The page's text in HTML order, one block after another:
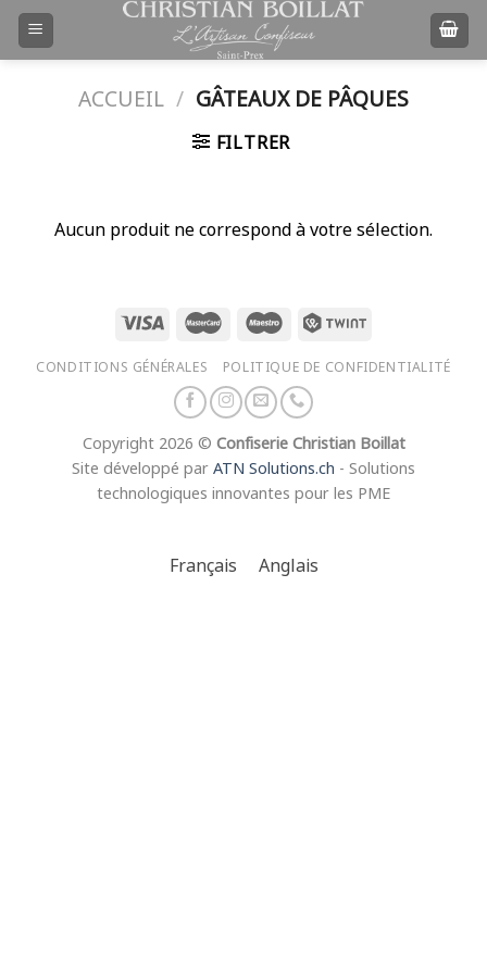
Passer
ACCUEIL / GÂTEAUX DE PÂQUES
FILTRER
Aucun produit ne correspond à votre sélection.
CONDITIONS GÉNÉRALES POLITIQUE DE CONFIDENTIALITÉ
Copyright 2026 © Confiserie Christian Boillat
Site développé par ATN Solutions.ch - Solutions
technologiques innovantes pour les PME
Français Anglais